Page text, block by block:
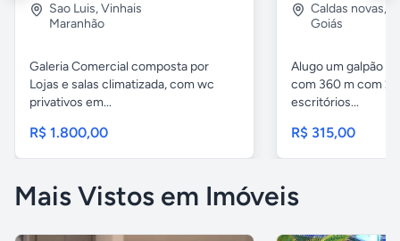
Sao Luis,Vinhais
Maranhão
Galeria Comercial composta por
Lojas e salas climatizada, com wc
privativos em...
R$ 1.800,00
Caldas novas,
Goiás
Alugo um galpão
com 360 m com 2
escritórios...
R$ 315,00
Mais Vistos em Imóveis